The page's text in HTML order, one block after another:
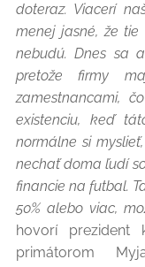
doteraz. Viacerí
menej jasné, že
nebudú. Dnes sa
pretože firmy
zamestnancami,
existenciu, keď
normálne si
nechať doma ľudí
financie na futbal.
50% alebo viac,
hovorí prezident
primátorom